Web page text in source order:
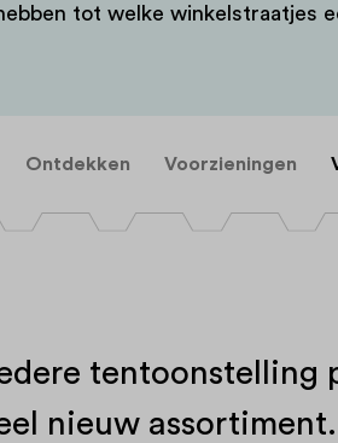
tot welke winkelstraatjes
Ontdekken Voorzieningen
tentoonstelling
nieuw